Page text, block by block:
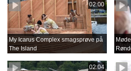
02:00
My Icarus Complex smagsprøve på
The Island
02:04